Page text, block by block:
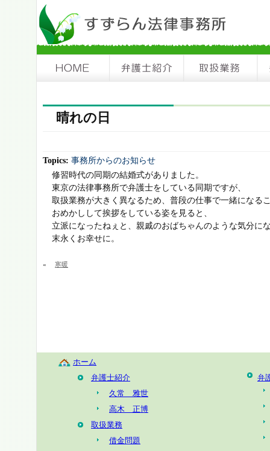
晴れの日
Topics: 事務所からのお知らせ
修習時代の同期の結婚式がありました。
東京の法律事務所で弁護士をしている同期ですが、
取扱業務が大きく異なるため、普段の仕事で一緒になる
おめかしして挨拶をしている姿を見ると、
立派になったねぇと、親戚のおばちゃんのような気分に
末永くお幸せに。
« 寒暖
ホーム
弁護士紹介
久常 雅世
高木 正博
取扱業務
借金問題
弁